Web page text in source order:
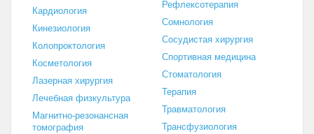
Кардиология
Кинезиология
Колопроктология
Косметология
Лазерная хирургия
Лечебная физкультура
Магнитно-резонансная
томография
Рефлексотерапия
Сомнология
Сосудистая хирургия
Спортивная медицина
Стоматология
Терапия
Травматология
Трансфузиология